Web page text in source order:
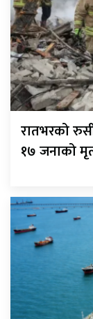
रातभरको
१७ जनाको